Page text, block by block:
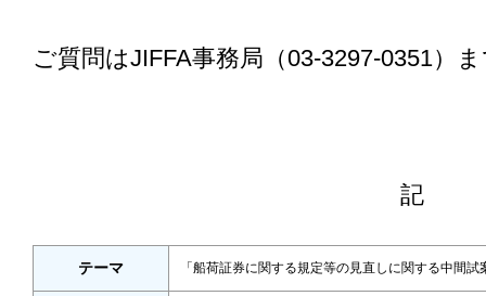
ご質問はJIFFA事務局（03-3297-0351）
記
テーマ 「船荷証券に関する規定等の見直しに関する中間試